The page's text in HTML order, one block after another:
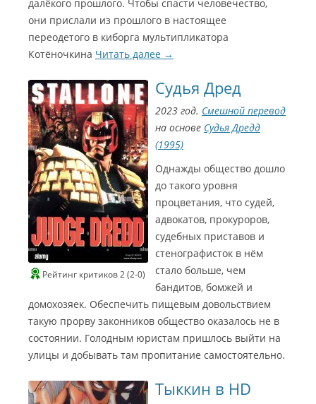
далёкого прошлого. Чтобы спасти человечество,
они прислали из прошлого в настоящее
переодетого в киборга мультипликатора
Котёночкина Читать далее →
Рейтинг критиков 2 (2-0)
Судья Дред
2023 год. Смешной перевод
на основе Судья Дредд
(1995)
Однажды общество дошло
до такого уровня
процветания, что судей,
адвокатов, прокуроров,
судебных приставов и
стенографисток в нём
стало больше, чем
бандитов, бомжей и
домохозяек. Обеспечить пищевым довольствием
такую прорву законников общество оказалось не в
состоянии. Голодным юристам пришлось выйти на
улицы и добывать там пропитание самостоятельно.
Тыккин в HD